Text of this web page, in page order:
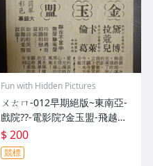
Fun with Hidden Pictures
ㄨㄊㄇ-012早期絕版~東南亞-
戲院??-電影院?金玉盟-飛越杜
鵑窩(紙質乾裂-不完整一律郵
寄免運費)相關原版-電影本事
$ 200
競標